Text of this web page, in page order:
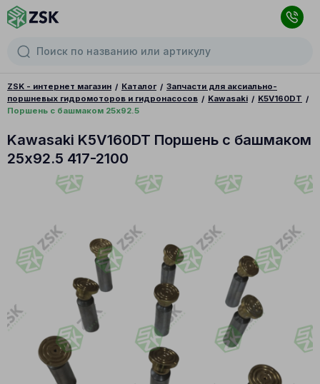
ZSK - интернет магазин Каталог
Запчасти для аксиально-
поршневых гидромоторов и гидронасосов
Kawasaki
K5V160DT
Поршень с башмаком 25x92.5
Kawasaki K5V160DT Поршень с башмаком
25x92.5 417-2100